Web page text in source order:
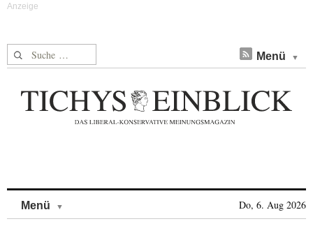
Suche nach: Menü
Menü Do, 6. Aug 2026